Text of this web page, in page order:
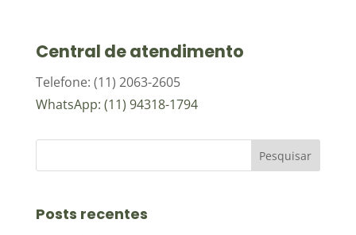
Central de atendimento
Telefone: (11) 2063-2605
WhatsApp: (11) 94318-1794
Posts recentes